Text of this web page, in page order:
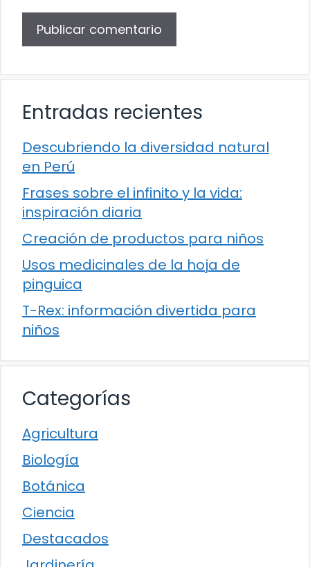
Entradas recientes
Descubriendo la diversidad natural
en Perú
Frases sobre el infinito y la vida:
inspiración diaria
Creación de productos para niños
Usos medicinales de la hoja de
pinguica
T-Rex: información divertida para
niños
Categorías
Agricultura
Biología
Botánica
Ciencia
Destacados